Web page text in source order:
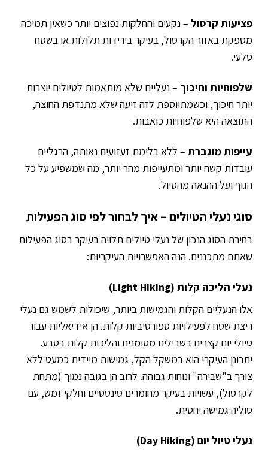
פציעות קרסול – נקעים והחלקות נפוצים יותר כשאין תמיכה
מספקת באזור הקרסול, בעיקר בירידות תלולות או בשטח
סלעי.
שלפוחיות וחיכוך – נעליים שלא מותאמות לטיולים יוצרות
יותר חיכוך, וכשמתווספת לזה זיעה שלא מתנדפת החוצה,
התוצאה היא שלפוחיות כואבות.
עייפות מוגברת – ללא בלימת זעזועים נאותה, הרגליים
עובדות קשה יותר ומתעייפות מהר יותר, מה שמשפיע על כל
הגוף ועל ההנאה מהטיול.
סוגי נעלי הטיולים – איך לבחור לפי סוג הפעילות
בחירת הסוג הנכון של נעלי טיולים תלויה בעיקר בסוג הפעילות
שאתם מתכננים. הנה האפשרויות העיקריות:
נעלי הליכה קלות (Light Hiking)
אלו הנעליים הקלות והגמישות ביותר, שיכולות לשמש גם נעלי
ריצת שטח לפעילויות ספורטיביות קלות. הן אידיאליות עבור
טיולי יום קצרים בשבילים מסומנים והליכות קלות בטבע.
יתרונן העיקרי הוא במשקל הקל, גמישות מיידית כמעט ללא
צורך ב"שבירה" ונוחות גבוהה. לרוב הן בגובה נמוך (מתחת
לקרסול), עשויות בעיקר מחומרים סינטטיים וחלקי זמש, עם
סוליה גמישה יחסית.
נעלי טיול יום (Day Hiking)